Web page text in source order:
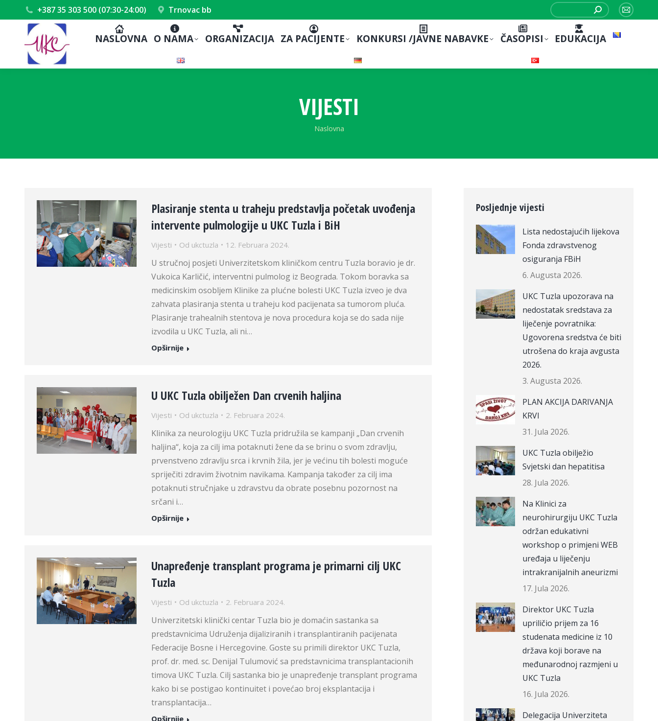
+387 35 303 500 (07:30-24:00) Trnovac bb
Search:
Mail
NASLOVNA O NAMA ORGANIZACIJA ZA PACIJENTE KONKURSI /JAVNE NABAVKE ČASOPISI EDUKACIJA
VIJESTI
You are here:
Naslovna
Plasiranje stenta u traheju predstavlja početak uvođenja
intervente pulmologije u UKC Tuzla i BiH
Vijesti Od ukctuzla 12. Februara 2024.
U stručnoj posjeti Univerzitetskom kliničkom centru Tuzla boravio je dr.
Vukoica Karličić, interventni pulmolog iz Beograda. Tokom boravka sa
medicinskim osobljem Klinike za plućne bolesti UKC Tuzla izveo je dva
zahvata plasiranja stenta u traheju kod pacijenata sa tumorom pluća.
Plasiranje trahealnih stentova je nova procedura koja se do sada nije
izvodila u UKC Tuzla, ali ni…
Opširnije
U UKC Tuzla obilježen Dan crvenih haljina
Vijesti Od ukctuzla 2. Februara 2024.
Klinika za neurologiju UKC Tuzla pridružila se kampanji „Dan crvenih
haljina“, koja za cilj ima potaknuti žene da se brinu o svom zdravlju,
prvenstveno zdravlju srca i krvnih žila, jer je većinu tih bolesti moguće
spriječiti zdravim životnim navikama. Kampanja također za cilj ima
potaknuti stručnjake u zdravstvu da obrate posebnu pozornost na
srčani i…
Opširnije
Unapređenje transplant programa je primarni cilj UKC
Tuzla
Vijesti Od ukctuzla 2. Februara 2024.
Univerzitetski klinički centar Tuzla bio je domaćin sastanka sa
predstavnicima Udruženja dijaliziranih i transplantiranih pacijenata
Federacije Bosne i Hercegovine. Goste su primili direktor UKC Tuzla,
prof. dr. med. sc. Denijal Tulumović sa predstavnicima transplantacionih
timova UKC Tuzla. Cilj sastanka bio je unapređenje transplant programa
kako bi se postigao kontinuitet i povećao broj eksplantacija i
transplantacija…
Opširnije
Posljednje vijesti
Lista nedostajućih lijekova
Fonda zdravstvenog
osiguranja FBiH
6. Augusta 2026.
UKC Tuzla upozorava na
nedostatak sredstava za
liječenje povratnika:
Ugovorena sredstva će biti
utrošena do kraja avgusta
2026.
3. Augusta 2026.
PLAN AKCIJA DARIVANJA
KRVI
31. Jula 2026.
UKC Tuzla obilježio
Svjetski dan hepatitisa
28. Jula 2026.
Na Klinici za
neurohirurgiju UKC Tuzla
održan edukativni
workshop o primjeni WEB
uređaja u liječenju
intrakranijalnih aneurizmi
17. Jula 2026.
Direktor UKC Tuzla
upriličio prijem za 16
studenata medicine iz 10
država koji borave na
međunarodnoj razmjeni u
UKC Tuzla
16. Jula 2026.
Delegacija Univerziteta